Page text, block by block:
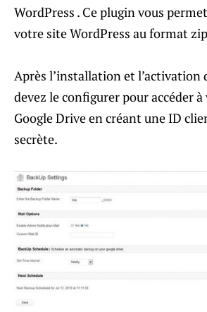
WordPress . Ce plugin vous
votre site WordPress au format
Après l’installation et l’activation
devez le configurer pour accéder
Google Drive en créant une ID
secrète.